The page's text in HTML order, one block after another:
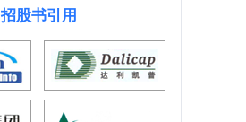
招股书引用